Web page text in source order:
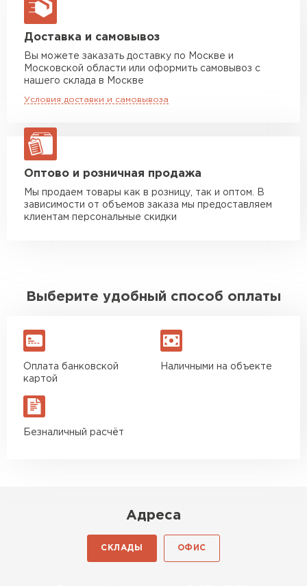
макс. длина груза 13,5 м
Манипулятор до 5 тн
Манипулятор до 10 тн
макс. длина груза 8 м
макс. длина груза 13,5 м
ЗАКАЗАТЬ С ДОСТАВКОЙ
Доставка и самовывоз
Вы можете заказать доставку по Москве и
Московской области или оформить самовывоз с
нашего склада в Москве
Условия доставки и самовывоза
Оптово и розничная продажа
Мы продаем товары как в розницу, так и оптом. В
зависимости от объемов заказа мы предоставляем
клиентам персональные скидки
Выберите удобный способ оплаты
Оплата банковской
картой
Наличными на объекте
Безналичный расчёт
Адреса
СКЛАДЫ ОФИС